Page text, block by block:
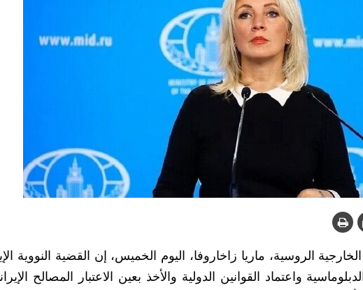
الروسية، ماريا زاخاروفا، اليوم الخميس، إن القضية النووية
واعتماد القوانين الدولية والأخذ بعين الاعتبار المصالح